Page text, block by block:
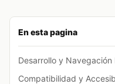
En esta pagina
Desarrollo y Navegación
Compatibilidad y